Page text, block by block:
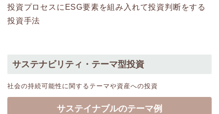
投資プロセスにESG要素を組み入れて投資判断をする
投資手法
サステナビリティ・テーマ型投資
社会の持続可能性に関するテーマや資産への投資
サステイナブルのテーマ例